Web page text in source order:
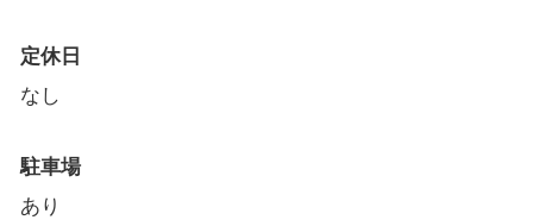
定休日
なし
駐車場
あり